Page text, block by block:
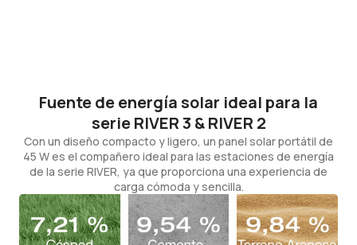
Fuente de energía solar ideal para la
serie RIVER 3 & RIVER 2
Con un diseño compacto y ligero, un panel solar portátil de
45 W es el compañero ideal para las estaciones de energía
de la serie RIVER, ya que proporciona una experiencia de
carga cómoda y sencilla.